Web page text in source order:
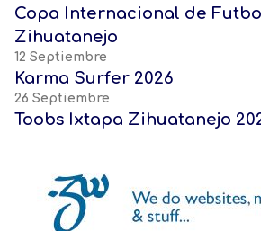
Copa Internacional de
Zihuatanejo
12 Septiembre
Karma Surfer 2026
26 Septiembre
Toobs Ixtapa Zihuatanejo